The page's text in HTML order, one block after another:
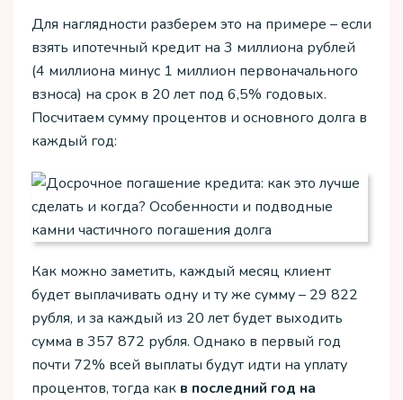
Для наглядности разберем это на примере – если
взять ипотечный кредит на 3 миллиона рублей
(4 миллиона минус 1 миллион первоначального
взноса) на срок в 20 лет под 6,5% годовых.
Посчитаем сумму процентов и основного долга в
каждый год:
Как можно заметить, каждый месяц клиент
будет выплачивать одну и ту же сумму – 29 822
рубля, и за каждый из 20 лет будет выходить
сумма в 357 872 рубля. Однако в первый год
почти 72% всей выплаты будут идти на уплату
процентов, тогда как в последний год на